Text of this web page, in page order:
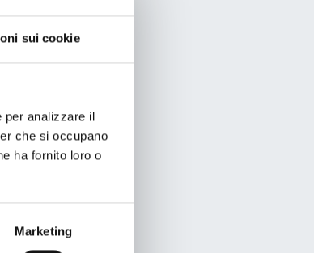
sui cookie
per analizzare il
che si occupano
ha fornito loro o
Marketing